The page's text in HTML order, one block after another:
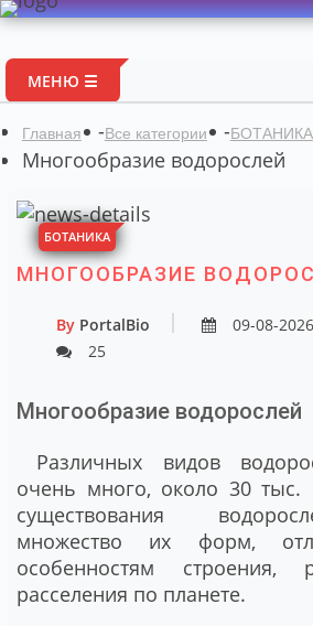
МЕНЮ ☰
Главная -Все категории -БОТАНИКА
Многообразие водорослей
БОТАНИКА
МНОГООБРАЗИЕ
By PortalBio 09-08-2026
25
Многообразие водорослей
Различных видов
очень много, около 30 тыс.
существования
множество их форм,
особенностям строения,
расселения по планете.